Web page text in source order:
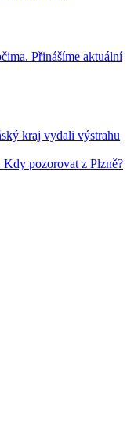
Přinášíme aktuální
kraj vydali výstrahu
Kdy pozorovat z Plzně?